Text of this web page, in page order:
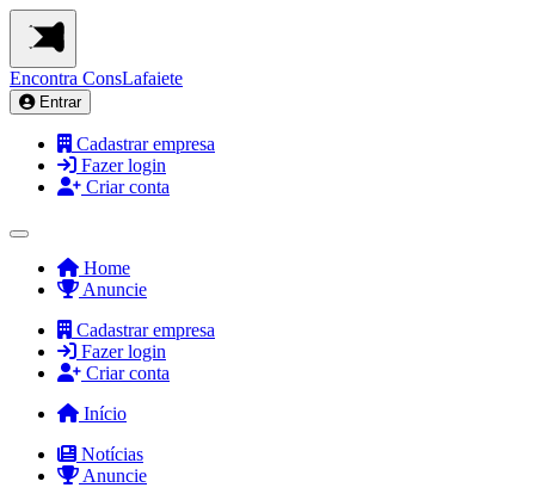
Encontra ConsLafaiete
Entrar
Cadastrar empresa
Fazer login
Criar conta
Home
Anuncie
Cadastrar empresa
Fazer login
Criar conta
Início
Notícias
Anuncie